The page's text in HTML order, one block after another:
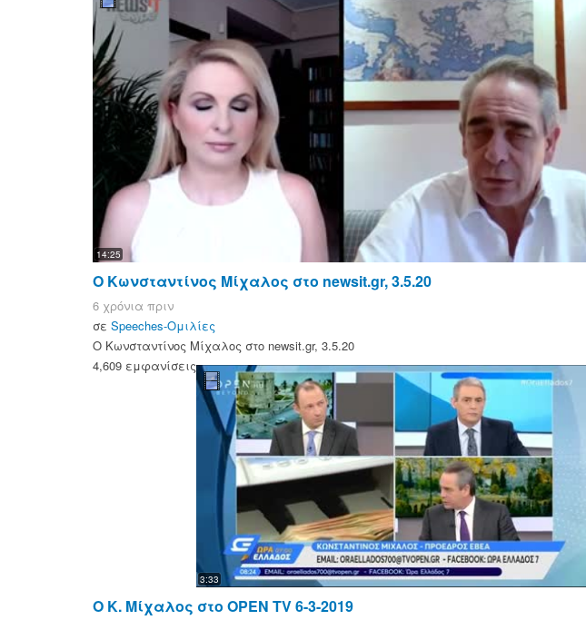
14:25
O Κωνσταντίνος Μίχαλος στο newsit.gr, 3.5.20
6 χρόνια πριν
σε Speeches-Ομιλίες
O Κωνσταντίνος Μίχαλος στο newsit.gr, 3.5.20
4,609 εμφανίσεις
3:33
Ο Κ. Μίχαλος στο OPEN TV 6-3-2019